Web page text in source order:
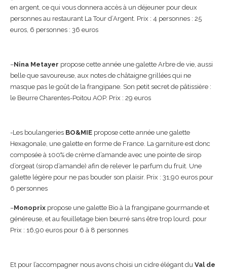
en argent, ce qui vous donnera accès à un déjeuner pour deux
personnes au restaurant La Tour d’Argent. Prix : 4 personnes : 25
euros, 6 personnes : 36 euros
–Nina Metayer propose cette année une galette Arbre de vie, aussi
belle que savoureuse, aux notes de châtaigne grillées qui ne
masque pas le goût de la frangipane. Son petit secret de pâtissière :
le Beurre Charentes-Poitou AOP. Prix : 29 euros
-Les boulangeries BO&MIE propose cette année une galette
Hexagonale, une galette en forme de France. La garniture est donc
composée à 100% de crème d’amande avec une pointe de sirop
d’orgeat (sirop d’amande) afin de relever le parfum du fruit. Une
galette légère pour ne pas bouder son plaisir. Prix : 31,90 euros pour
6 personnes
–Monoprix propose une galette Bio à la frangipane gourmande et
généreuse, et au feuilletage bien beurré sans être trop lourd. pour
Prix : 16,90 euros pour 6 à 8 personnes
Et pour l’accompagner nous avons choisi un cidre élégant du Val de